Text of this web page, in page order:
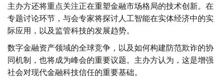
主办方还将重点关注正在重塑金融市场格局的技术创新。在
专题讨论环节，与会专家将探讨人工智能在实体经济中的实
际应用，以及监管科技的发展趋势。
数字金融资产领域的全球竞争，以及如何构建防范欺诈的协
同机制，也将成为峰会的重要议题。主办方认为，这是增强
社会对现代金融科技信任的重要基础。